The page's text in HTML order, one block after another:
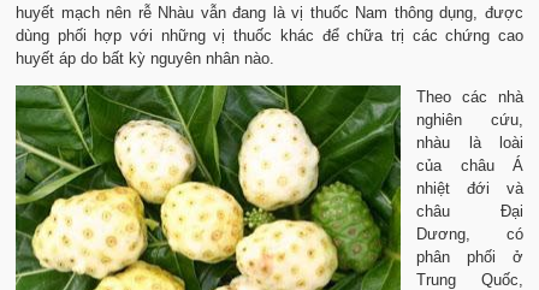
huyết mạch nên rễ Nhàu vẫn đang là vị thuốc Nam thông dụng, được
dùng phối hợp với những vị thuốc khác để chữa trị các chứng cao
huyết áp do bất kỳ nguyên nhân nào.
Theo các nhà
nghiên cứu,
nhàu là loài
của châu Á
nhiệt đới và
châu Đại
Dương, có
phân phối ở
Trung Quốc,